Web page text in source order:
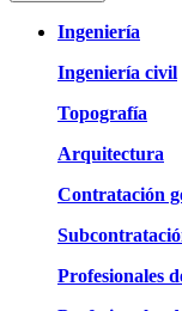
Ingeniería
Ingeniería civil
Topografía
Arquitectura
Contratación
Profesionales